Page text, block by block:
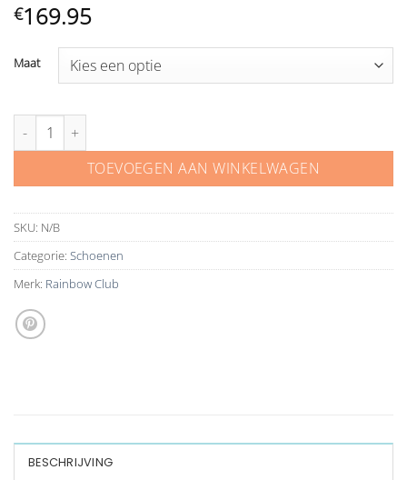
€169.95
Maat
Rainbow Club schoenen Jacki ivoor satijn/mesh aantal
TOEVOEGEN AAN WINKELWAGEN
SKU: N/B
Categorie: Schoenen
Merk: Rainbow Club
BESCHRIJVING